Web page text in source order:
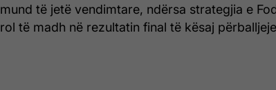
mund të jetë vendimtare, ndërsa strategjia e
rol të madh në rezultatin final të kësaj